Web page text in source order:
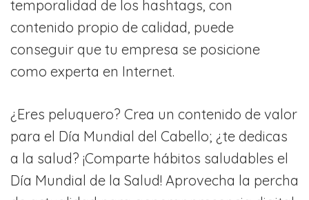
temporalidad de los hashtags, con
contenido propio de calidad, puede
conseguir que tu empresa se posicione
como experta en Internet.
¿Eres peluquero? Crea un contenido de valor
para el Día Mundial del Cabello; ¿te dedicas
a la salud? ¡Comparte hábitos saludables el
Día Mundial de la Salud! Aprovecha la percha